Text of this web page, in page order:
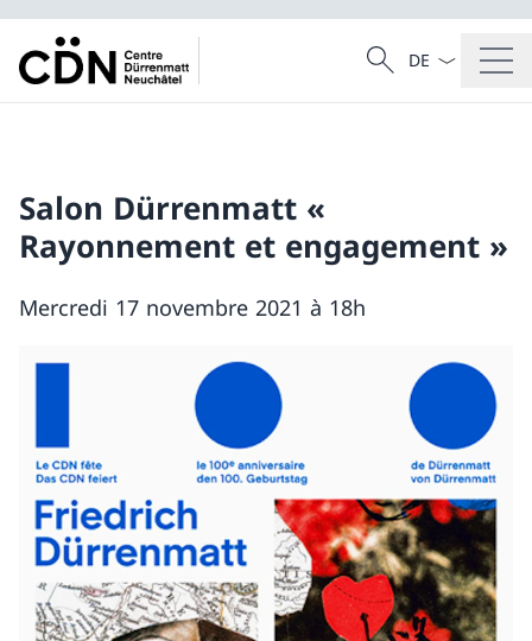
Recherche
Recherche
La langue
Salon Dürrenmatt «
Rayonnement et engagement »
Mercredi 17 novembre 2021 à 18h